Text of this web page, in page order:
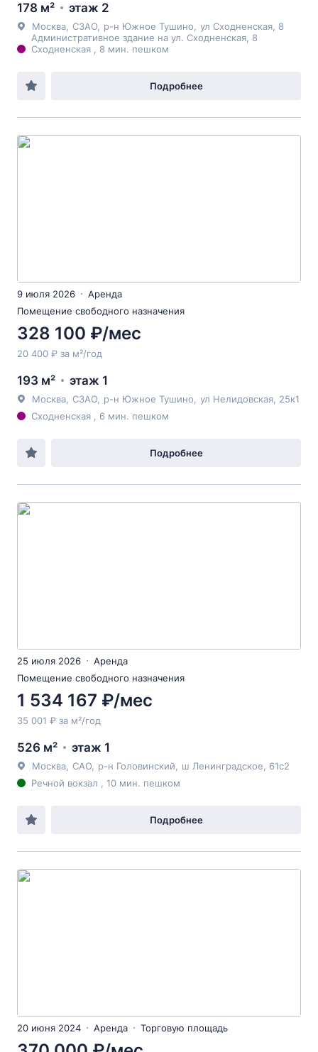
178 м² этаж 2
Москва СЗАО р-н Южное Тушино ул Сходненская , 8
Административное здание на ул. Сходненская, 8
Сходненская , 8 мин. пешком
Подробнее
9 июля 2026
Аренда
Помещение свободного назначения
328 100 ₽/мес
20 400 ₽ за м²/год
193 м² этаж 1
Москва СЗАО р-н Южное Тушино ул Нелидовская , 25к1
Сходненская , 6 мин. пешком
Подробнее
25 июля 2026
Аренда
Помещение свободного назначения
1 534 167 ₽/мес
35 001 ₽ за м²/год
526 м² этаж 1
Москва САО р-н Головинский ш Ленинградское , 61с2
Речной вокзал , 10 мин. пешком
Подробнее
20 июня 2024 Аренда Торговую площадь